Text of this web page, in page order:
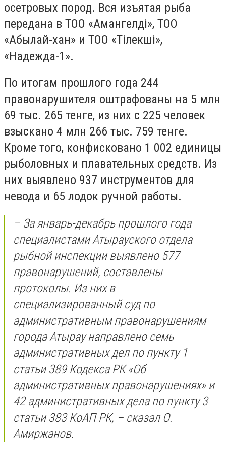
осетровых пород. Вся изъятая рыба
передана в ТОО «Амангелді», ТОО
«Абылай-хан» и ТОО «Тілекші»,
«Надежда-1».
По итогам прошлого года 244
правонарушителя оштрафованы на 5 млн
69 тыс. 265 тенге, из них с 225 человек
взыскано 4 млн 266 тыс. 759 тенге.
Кроме того, конфисковано 1 002 единицы
рыболовных и плавательных средств. Из
них выявлено 937 инструментов для
невода и 65 лодок ручной работы.
– За январь-декабрь прошлого года
специалистами Атырауского отдела
рыбной инспекции выявлено 577
правонарушений, составлены
протоколы. Из них в
специализированный суд по
административным правонарушениям
города Атырау направлено семь
административных дел по пункту 1
статьи 389 Кодекса РК «Об
административных правонарушениях» и
42 административных дела по пункту 3
статьи 383 КоАП РК, – сказал О.
Амиржанов.